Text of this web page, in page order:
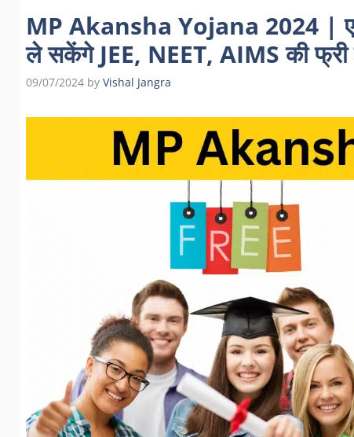
MP Akansha Yojana 2024 |
ले सकेंगे JEE, NEET, AIMS की फ्री
09/07/2024 by Vishal Jangra